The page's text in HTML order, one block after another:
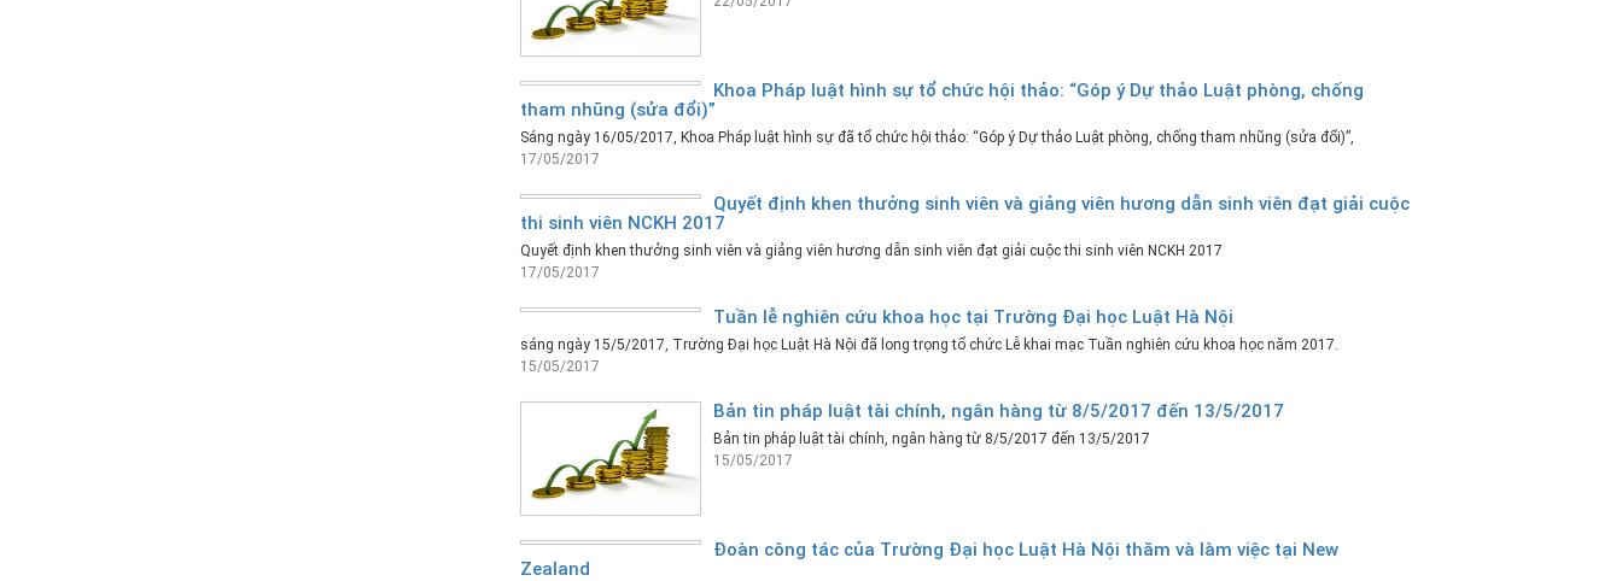
Khoa Pháp luật hình sự tổ chức hội thảo: “Góp ý Dự thảo Luật phòng, chống
tham nhũng (sửa đổi)”
Sáng ngày 16/05/2017, Khoa Pháp luật hình sự đã tổ chức hội thảo: “Góp ý Dự thảo Luật phòng, chống tham nhũng (sửa đổi)”,
17/05/2017
Quyết định khen thưởng sinh viên và giảng viên hương dẫn sinh viên đạt giải cuộc
thi sinh viên NCKH 2017
Quyết định khen thưởng sinh viên và giảng viên hương dẫn sinh viên đạt giải cuộc thi sinh viên NCKH 2017
17/05/2017
Tuần lễ nghiên cứu khoa học tại Trường Đại học Luật Hà Nội
sáng ngày 15/5/2017, Trường Đại học Luật Hà Nội đã long trọng tổ chức Lễ khai mạc Tuần nghiên cứu khoa học năm 2017.
15/05/2017
Bản tin pháp luật tài chính, ngân hàng từ 8/5/2017 đến 13/5/2017
Bản tin pháp luật tài chính, ngân hàng từ 8/5/2017 đến 13/5/2017
15/05/2017
Đoàn công tác của Trường Đại học Luật Hà Nội thăm và làm việc tại New
Zealand